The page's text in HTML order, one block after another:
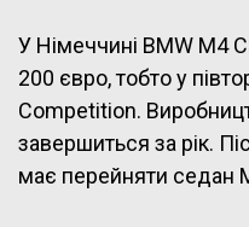
У Німеччині BMW M4
200 євро, тобто у
Competition.
завершиться за рік.
має перейняти седан